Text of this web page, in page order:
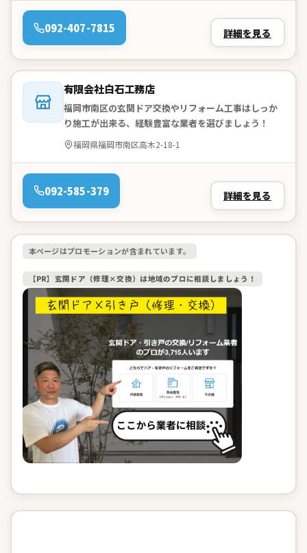
電話：
092-407-7815 詳細を見る
会社名：
有限会社白石工務店
福岡市南区の玄関ドア交換やリフォーム工事はしっか
り施工が出来る、経験豊富な業者を選びましょう！
住所：
福岡県福岡市南区高木2-18-1
電話：
092-585-379 詳細を見る
本ページはプロモーションが含まれています。
【PR】玄関ドア（修理×交換）は地域のプロに相談しましょう！